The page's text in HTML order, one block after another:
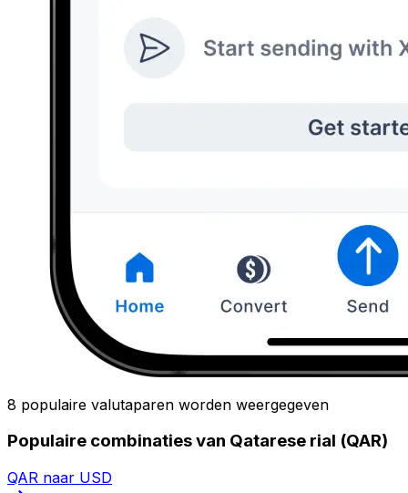
8 populaire valutaparen worden weergegeven
Populaire combinaties van Qatarese rial (QAR)
QAR naar USD